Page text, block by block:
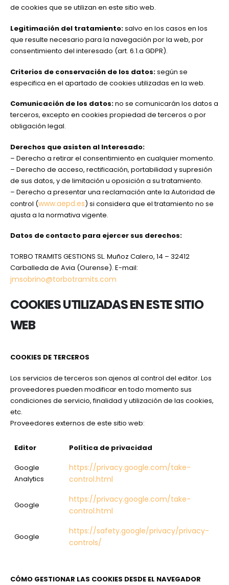
de cookies que se utilizan en este sitio web.
Legitimación del tratamiento:salvo en los casos en los
que resulte necesario para la navegación por la web, por
consentimiento del interesado (art. 6.1.a GDPR).
Criterios de conservación de los datos:según se
especifica en el apartado de cookies utilizadas en la web.
Comunicación de los datos:no se comunicarán los datos a
terceros, excepto en cookies propiedad de terceros o por
obligación legal.
Derechos que asisten al Interesado:
– Derecho a retirar el consentimiento en cualquier momento.
– Derecho de acceso, rectificación, portabilidad y supresión
de sus datos, y de limitación u oposición a su tratamiento.
– Derecho a presentar una reclamación ante la Autoridad de
control (www.aepd.es) si considera que el tratamiento no se
ajusta a la normativa vigente.
Datos de contacto para ejercer sus derechos:
TORBO TRAMITS GESTIONS SL. Muñoz Calero, 14 – 32412
Carballeda de Avia (Ourense). E-mail:
jmsobrino@torbotramits.com
COOKIES UTILIZADAS EN ESTE SITIO
WEB
COOKIES DE TERCEROS
Los servicios de terceros son ajenos al control del editor. Los
proveedores pueden modificar en todo momento sus
condiciones de servicio, finalidad y utilización de las cookies,
etc.
Proveedores externos de este sitio web:
Editor Política de privacidad
Google
Analytics
https://privacy.google.com/take-
control.html
Google
https://privacy.google.com/take-
control.html
Google
https://safety.google/privacy/privacy-
controls/
CÓMO GESTIONAR LAS COOKIES DESDE EL NAVEGADOR